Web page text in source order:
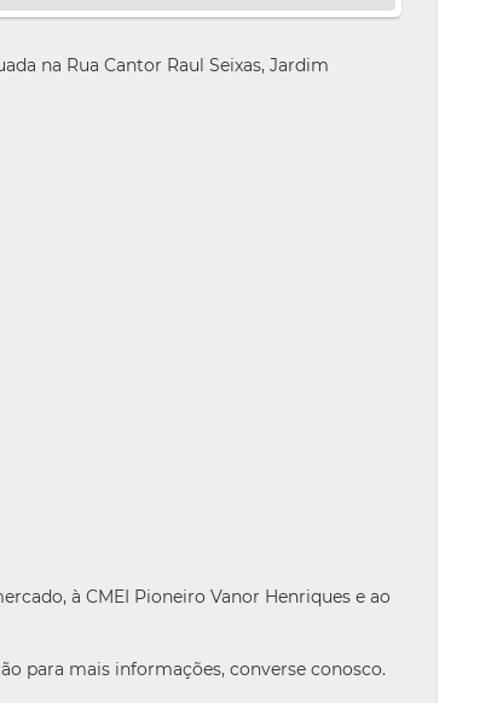
na Rua Cantor Raul Seixas, Jardim
à CMEI Pioneiro Vanor Henriques e ao
para mais informações, converse conosco.